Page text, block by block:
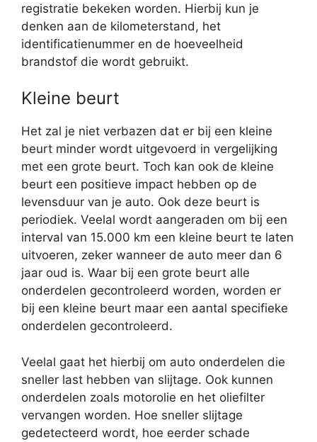
registratie bekeken worden. Hierbij kun je
denken aan de kilometerstand, het
identificatienummer en de hoeveelheid
brandstof die wordt gebruikt.
Kleine beurt
Het zal je niet verbazen dat er bij een kleine
beurt minder wordt uitgevoerd in vergelijking
met een grote beurt. Toch kan ook de kleine
beurt een positieve impact hebben op de
levensduur van je auto. Ook deze beurt is
periodiek. Veelal wordt aangeraden om bij een
interval van 15.000 km een kleine beurt te laten
uitvoeren, zeker wanneer de auto meer dan 6
jaar oud is. Waar bij een grote beurt alle
onderdelen gecontroleerd worden, worden er
bij een kleine beurt maar een aantal specifieke
onderdelen gecontroleerd.
Veelal gaat het hierbij om auto onderdelen die
sneller last hebben van slijtage. Ook kunnen
onderdelen zoals motorolie en het oliefilter
vervangen worden. Hoe sneller slijtage
gedetecteerd wordt, hoe eerder schade